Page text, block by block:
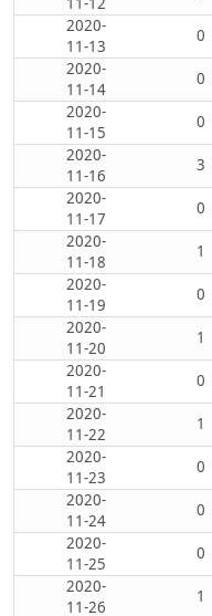
2020-
11-13
0
2020-
11-14
0
2020-
11-15
0
2020-
11-16
3
2020-
11-17
0
2020-
11-18
1
2020-
11-19
0
2020-
11-20
1
2020-
11-21
0
2020-
11-22
1
2020-
11-23
0
2020-
11-24
0
2020-
11-25
0
2020-
11-26
1